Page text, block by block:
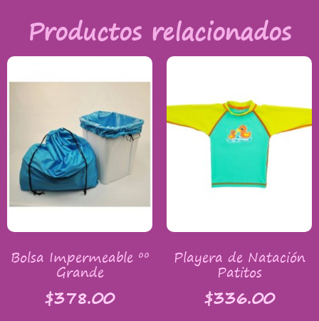
Productos relacionados
Bolsa Impermeable ºº
Grande
$378.00
Playera de Natación
Patitos
$336.00